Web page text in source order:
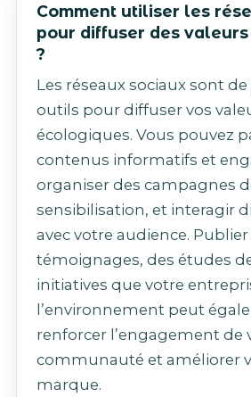
Comment utiliser les
pour diffuser des
?
Les réseaux sociaux sont
outils pour diffuser vos
écologiques. Vous pouvez
contenus informatifs et
organiser des campagnes
sensibilisation, et interagir
avec votre audience. Publier
témoignages, des études
initiatives que votre
l’environnement peut
renforcer l’engagement de
communauté et améliorer
marque.